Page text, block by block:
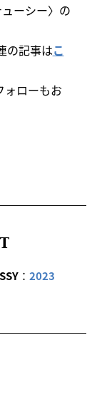
ーシー〉の
の記事はこ
ォローもお
： 2023